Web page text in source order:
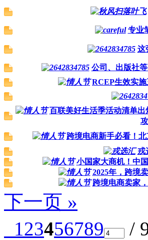
专业
这
公司、出版社
RCEP生效实
百联美好生活季活动清单
跨境电商新手必看！
戎
小国家大商机！中
2025年，跨境
跨境电商卖家
下一页 »
123456789 /